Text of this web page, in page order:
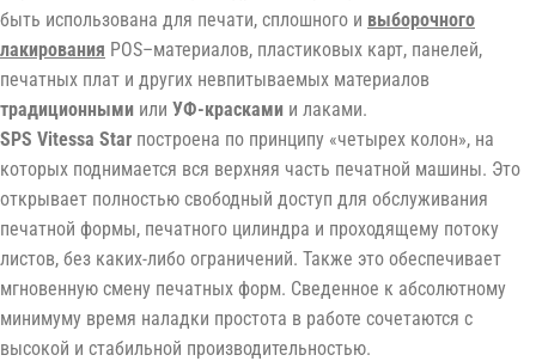
быть использована для печати, сплошного и выборочного
лакирования POS–материалов, пластиковых карт, панелей,
печатных плат и других невпитываемых материалов
традиционными или УФ-красками и лаками.
SPS Vitessa Star построена по принципу «четырех колон», на
которых поднимается вся верхняя часть печатной машины. Это
открывает полностью свободный доступ для обслуживания
печатной формы, печатного цилиндра и проходящему потоку
листов, без каких-либо ограничений. Также это обеспечивает
мгновенную смену печатных форм. Сведенное к абсолютному
минимуму время наладки простота в работе сочетаются с
высокой и стабильной производительностью.